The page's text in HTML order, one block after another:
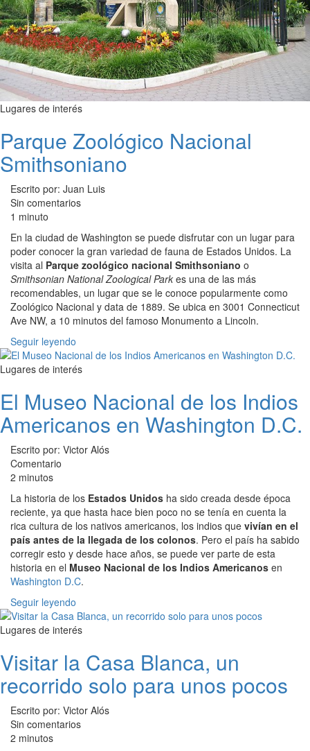
Lugares de interés
Parque Zoológico Nacional
Smithsoniano
Escrito por: Juan Luis
Sin comentarios
1 minuto
En la ciudad de Washington se puede disfrutar con un lugar para
poder conocer la gran variedad de fauna de Estados Unidos. La
visita al Parque zoológico nacional Smithsoniano o
Smithsonian National Zoological Park es una de las más
recomendables, un lugar que se le conoce popularmente como
Zoológico Nacional y data de 1889. Se ubica en 3001 Connecticut
Ave NW, a 10 minutos del famoso Monumento a Lincoln.
Seguir leyendo
Lugares de interés
El Museo Nacional de los Indios
Americanos en Washington D.C.
Escrito por: Victor Alós
Comentario
2 minutos
La historia de los Estados Unidos ha sido creada desde época
reciente, ya que hasta hace bien poco no se tenía en cuenta la
rica cultura de los nativos americanos, los indios que vivían en el
país antes de la llegada de los colonos. Pero el país ha sabido
corregir esto y desde hace años, se puede ver parte de esta
historia en el Museo Nacional de los Indios Americanos en
Washington D.C.
Seguir leyendo
Lugares de interés
Visitar la Casa Blanca, un
recorrido solo para unos pocos
Escrito por: Victor Alós
Sin comentarios
2 minutos